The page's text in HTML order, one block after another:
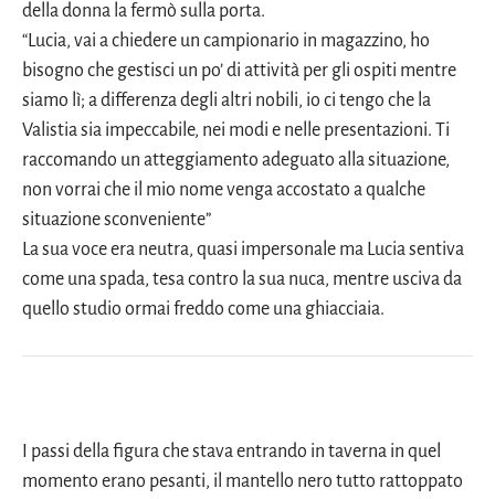
della donna la fermò sulla porta.
“Lucia, vai a chiedere un campionario in magazzino, ho
bisogno che gestisci un po’ di attività per gli ospiti mentre
siamo lì; a differenza degli altri nobili, io ci tengo che la
Valistia sia impeccabile, nei modi e nelle presentazioni. Ti
raccomando un atteggiamento adeguato alla situazione,
non vorrai che il mio nome venga accostato a qualche
situazione sconveniente”
La sua voce era neutra, quasi impersonale ma Lucia sentiva
come una spada, tesa contro la sua nuca, mentre usciva da
quello studio ormai freddo come una ghiacciaia.
I passi della figura che stava entrando in taverna in quel
momento erano pesanti, il mantello nero tutto rattoppato